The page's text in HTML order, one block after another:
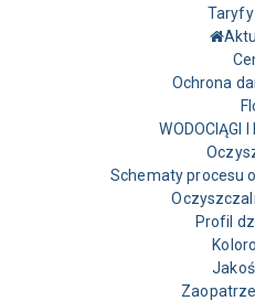
Taryfy
Ochrona
WODOCIĄGI
Schematy procesu
Profil